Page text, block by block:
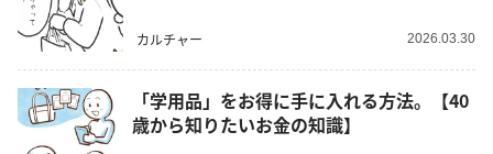
カルチャー 2026.03.30
「学用品」をお得に手に入れる方法。【40
歳から知りたいお金の知識】